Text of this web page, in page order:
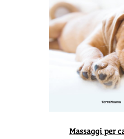
Massaggi per